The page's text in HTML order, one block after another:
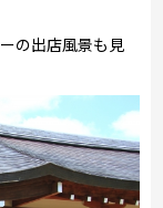
の出店風景も見